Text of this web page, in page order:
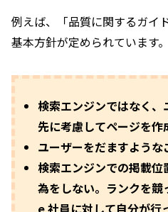
例えば、「品質に関するガイ
基本方針が定められています。
検索エンジンではなく
先に考慮してページを作
ユーザーをだますような
検索エンジンでの掲載
為をしない。ランクを